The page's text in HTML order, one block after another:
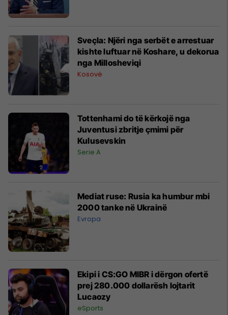
Sveçla: Njëri nga serbët e arrestuar
kishte luftuar në Koshare, u dekorua
nga Millosheviqi
Kosovë
Tottenhami do të kërkojë nga
Juventusi zbritje çmimi për
Kulusevskin
Serie A
Mediat ruse: Rusia ka humbur mbi
2000 tanke në Ukrainë
Evropa
Ekipi i CS:GO MIBR i dërgon ofertë
prej 280.000 dollarësh lojtarit
Lucaozy
eSports